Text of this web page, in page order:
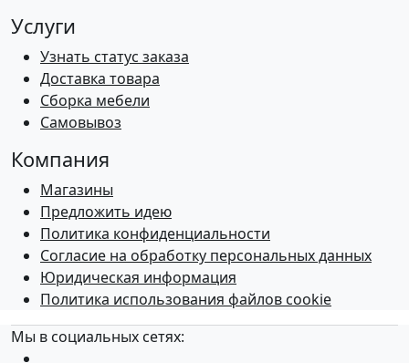
Услуги
Узнать статус заказа
Доставка товара
Сборка мебели
Самовывоз
Компания
Магазины
Предложить идею
Политика конфиденциальности
Согласие на обработку персональных данных
Юридическая информация
Политика использования файлов cookie
Мы в социальных сетях: